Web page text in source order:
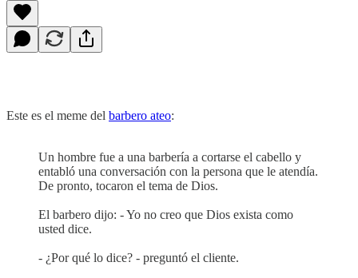
Este es el meme del barbero ateo:
Un hombre fue a una barbería a cortarse el cabello y
entabló una conversación con la persona que le atendía.
De pronto, tocaron el tema de Dios.
El barbero dijo: - Yo no creo que Dios exista como
usted dice.
- ¿Por qué lo dice? - preguntó el cliente.